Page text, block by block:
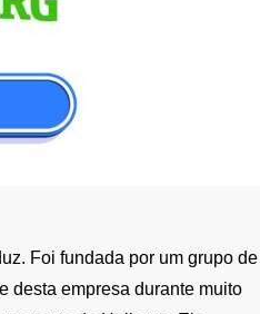
Foi fundada por um grupo de
desta empresa durante muito